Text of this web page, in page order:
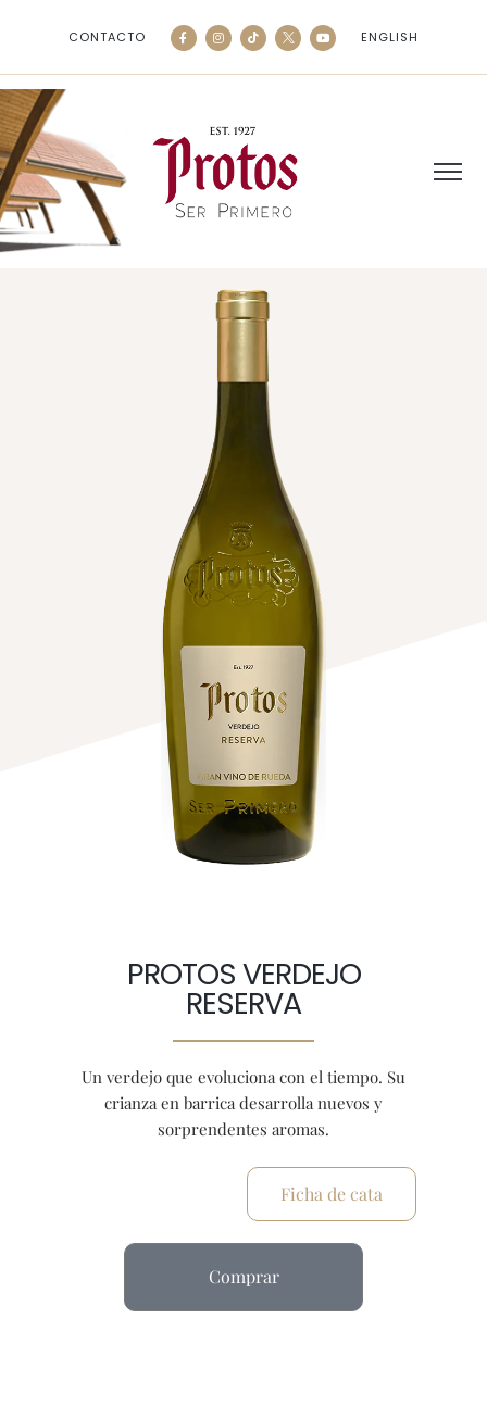
CONTACTO ENGLISH
PROTOS VERDEJO
RESERVA
Un verdejo que evoluciona con el tiempo. Su
crianza en barrica desarrolla nuevos y
sorprendentes aromas.
Ficha de cata
Comprar